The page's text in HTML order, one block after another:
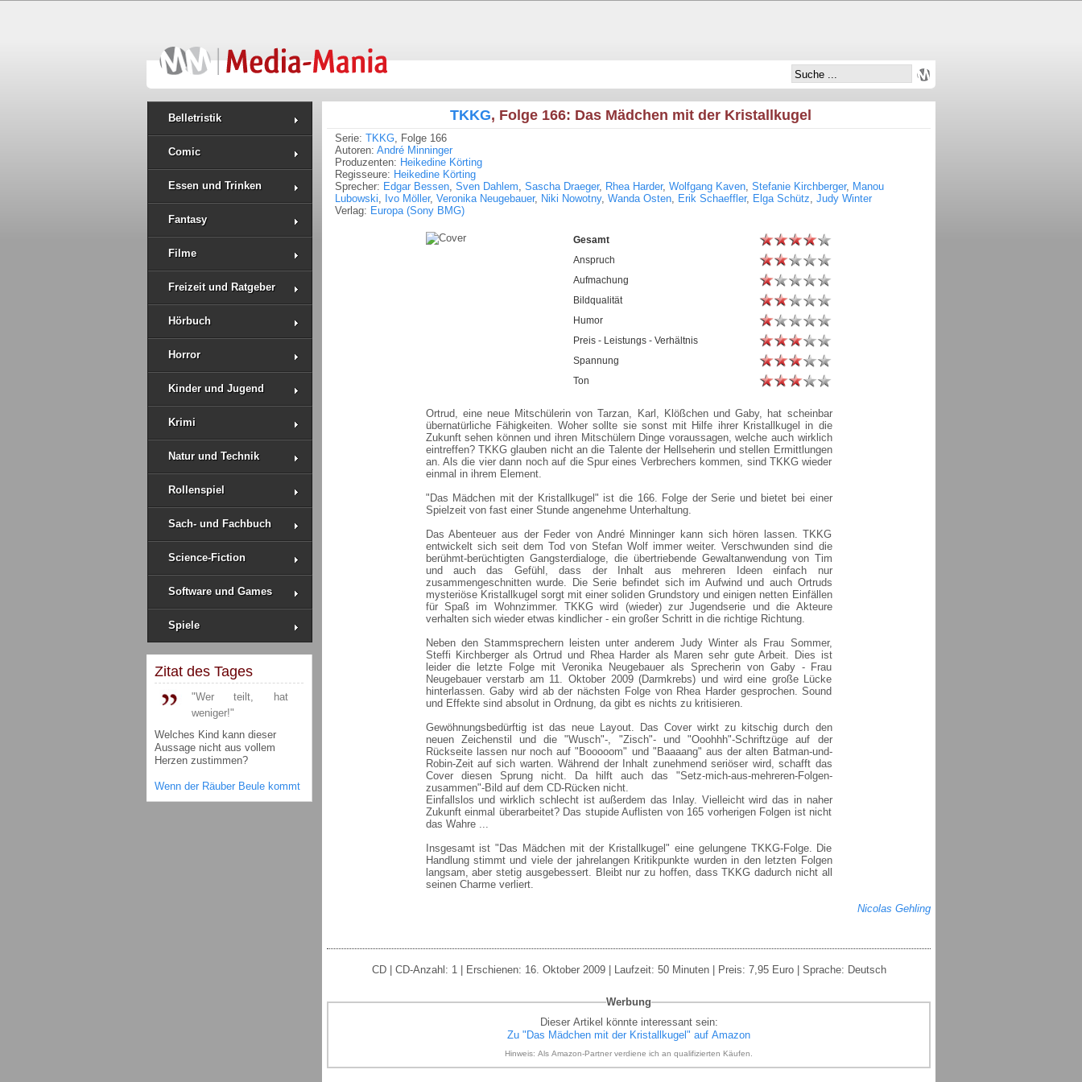
Belletristik
Comic
Essen und Trinken
Fantasy
Filme
Freizeit und Ratgeber
Hörbuch
Horror
Kinder und Jugend
Krimi
Natur und Technik
Rollenspiel
Sach- und Fachbuch
Science-Fiction
Software und Games
Spiele
Zitat des Tages
"Wer teilt, hat
weniger!"
Welches Kind kann dieser
Aussage nicht aus vollem
Herzen zustimmen?
Wenn der Räuber Beule kommt
TKKG, Folge 166: Das Mädchen mit der Kristallkugel
Serie: TKKG, Folge 166
Autoren: André Minninger
Produzenten: Heikedine Körting
Regisseure: Heikedine Körting
Sprecher: Edgar Bessen, Sven Dahlem, Sascha Draeger, Rhea Harder, Wolfgang Kaven, Stefanie Kirchberger, Manou
Lubowski, Ivo Möller, Veronika Neugebauer, Niki Nowotny, Wanda Osten, Erik Schaeffler, Elga Schütz, Judy Winter
Verlag: Europa (Sony BMG)
Gesamt
Anspruch
Aufmachung
Bildqualität
Humor
Preis - Leistungs - Verhältnis
Spannung
Ton
Ortrud, eine neue Mitschülerin von Tarzan, Karl, Klößchen und Gaby, hat scheinbar
übernatürliche Fähigkeiten. Woher sollte sie sonst mit Hilfe ihrer Kristallkugel in die
Zukunft sehen können und ihren Mitschülern Dinge voraussagen, welche auch wirklich
eintreffen? TKKG glauben nicht an die Talente der Hellseherin und stellen Ermittlungen
an. Als die vier dann noch auf die Spur eines Verbrechers kommen, sind TKKG wieder
einmal in ihrem Element.
"Das Mädchen mit der Kristallkugel" ist die 166. Folge der Serie und bietet bei einer
Spielzeit von fast einer Stunde angenehme Unterhaltung.
Das Abenteuer aus der Feder von André Minninger kann sich hören lassen. TKKG
entwickelt sich seit dem Tod von Stefan Wolf immer weiter. Verschwunden sind die
berühmt-berüchtigten Gangsterdialoge, die übertriebende Gewaltanwendung von Tim
und auch das Gefühl, dass der Inhalt aus mehreren Ideen einfach nur
zusammengeschnitten wurde. Die Serie befindet sich im Aufwind und auch Ortruds
mysteriöse Kristallkugel sorgt mit einer soliden Grundstory und einigen netten Einfällen
für Spaß im Wohnzimmer. TKKG wird (wieder) zur Jugendserie und die Akteure
verhalten sich wieder etwas kindlicher - ein großer Schritt in die richtige Richtung.
Neben den Stammsprechern leisten unter anderem Judy Winter als Frau Sommer,
Steffi Kirchberger als Ortrud und Rhea Harder als Maren sehr gute Arbeit. Dies ist
leider die letzte Folge mit Veronika Neugebauer als Sprecherin von Gaby - Frau
Neugebauer verstarb am 11. Oktober 2009 (Darmkrebs) und wird eine große Lücke
hinterlassen. Gaby wird ab der nächsten Folge von Rhea Harder gesprochen. Sound
und Effekte sind absolut in Ordnung, da gibt es nichts zu kritisieren.
Gewöhnungsbedürftig ist das neue Layout. Das Cover wirkt zu kitschig durch den
neuen Zeichenstil und die "Wusch"-, "Zisch"- und "Ooohhh"-Schriftzüge auf der
Rückseite lassen nur noch auf "Booooom" und "Baaaang" aus der alten Batman-und-
Robin-Zeit auf sich warten. Während der Inhalt zunehmend seriöser wird, schafft das
Cover diesen Sprung nicht. Da hilft auch das "Setz-mich-aus-mehreren-Folgen-
zusammen"-Bild auf dem CD-Rücken nicht.
Einfallslos und wirklich schlecht ist außerdem das Inlay. Vielleicht wird das in naher
Zukunft einmal überarbeitet? Das stupide Auflisten von 165 vorherigen Folgen ist nicht
das Wahre ...
Insgesamt ist "Das Mädchen mit der Kristallkugel" eine gelungene TKKG-Folge. Die
Handlung stimmt und viele der jahrelangen Kritikpunkte wurden in den letzten Folgen
langsam, aber stetig ausgebessert. Bleibt nur zu hoffen, dass TKKG dadurch nicht all
seinen Charme verliert.
Nicolas Gehling
CD | CD-Anzahl: 1 | Erschienen: 16. Oktober 2009 | Laufzeit: 50 Minuten | Preis: 7,95 Euro | Sprache: Deutsch
Werbung
Dieser Artikel könnte interessant sein:
Zu "Das Mädchen mit der Kristallkugel" auf Amazon
Hinweis: Als Amazon-Partner verdiene ich an qualifizierten Käufen.